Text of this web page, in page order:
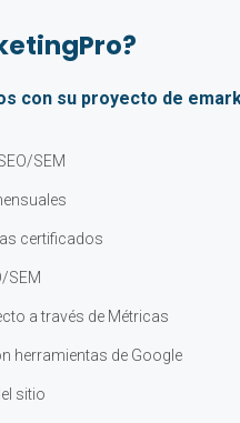
con su proyecto de
SEM
certificados
SEM
a través de Métricas
herramientas de Google
sitio